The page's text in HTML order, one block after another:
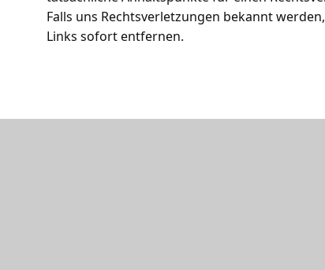
Falls uns Rechtsverletzungen bekannt
Links sofort entfernen.